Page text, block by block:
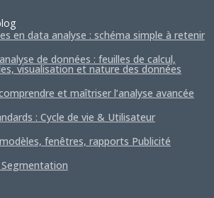
en data analyse : schéma simple à retenir
de données : feuilles de calcul,
visualisation et nature des données
et maîtriser l’analyse avancée
: Cycle de vie & Utilisateur
fenêtres, rapports Publicité
Segmentation